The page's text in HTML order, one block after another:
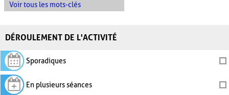
Voir tous les mots-clés
DÉROULEMENT DE L'ACTIVITÉ
Sporadiques
En plusieurs séances